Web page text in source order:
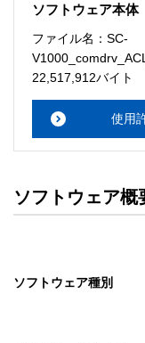
ソフトウェアのサポ
・本サーバでは、
フトウェアについ
いたします。ファ
・ソフトウェアの
いて行っていただ
著作権者
ソフトウェア本体
ファイル名：SC-
22,517,912バイト
使用
ソフトウェア概
ソフトウェア種別